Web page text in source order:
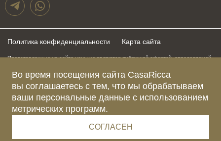
Во время посещения сайта CasaRicca
вы соглашаетесь с тем, что мы обрабатываем
ваши персональные данные с использованием
метрических программ.
СОГЛАСЕН
Политика конфиденциальности Карта сайта
Представленные на сайте цены не являются публичной офертой, определяемой
быть изменены в любое время без предупреждения. Для получения актуальной и
подробной информации о стоимости, сроках и условиях поставки просьба
обращаться к менеджерам по указанным выше телефонам
Зарегистрированное название компании
Адрес Ш. РУБЛЁВСКОЕ, Д. 52А, ПОМЕЩ. I ЭТАЖ 2, КОМ. 81 Г.МОСКВА, ВН.ТЕР.
Телефон компании +79015477974